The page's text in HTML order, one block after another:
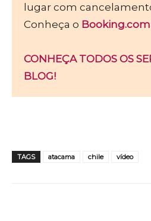
lugar com
Conheça o Booking.com
CONHEÇA TODOS OS
BLOG!
TAGS atacama chile vídeo